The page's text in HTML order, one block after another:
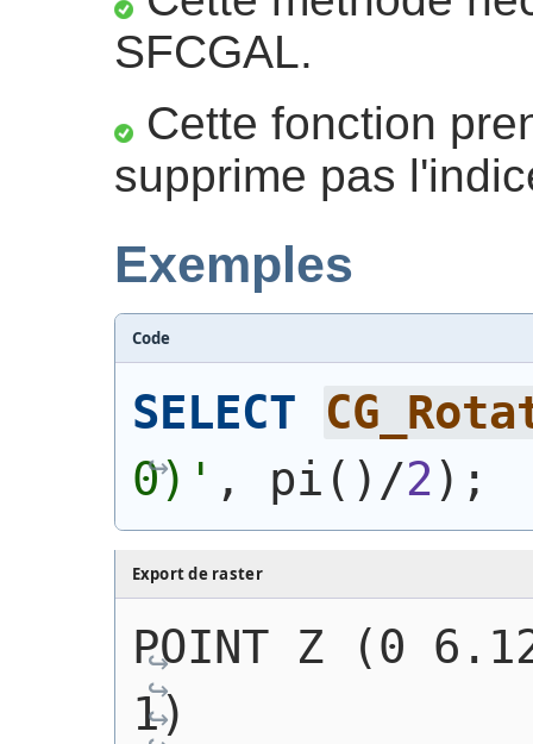
SFCGAL.
Cette fonction
supprime pas
Exemples
Code
SELECT
0) ' , pi ( ) /2) ;
Export de raster
POINT Z (0
1)